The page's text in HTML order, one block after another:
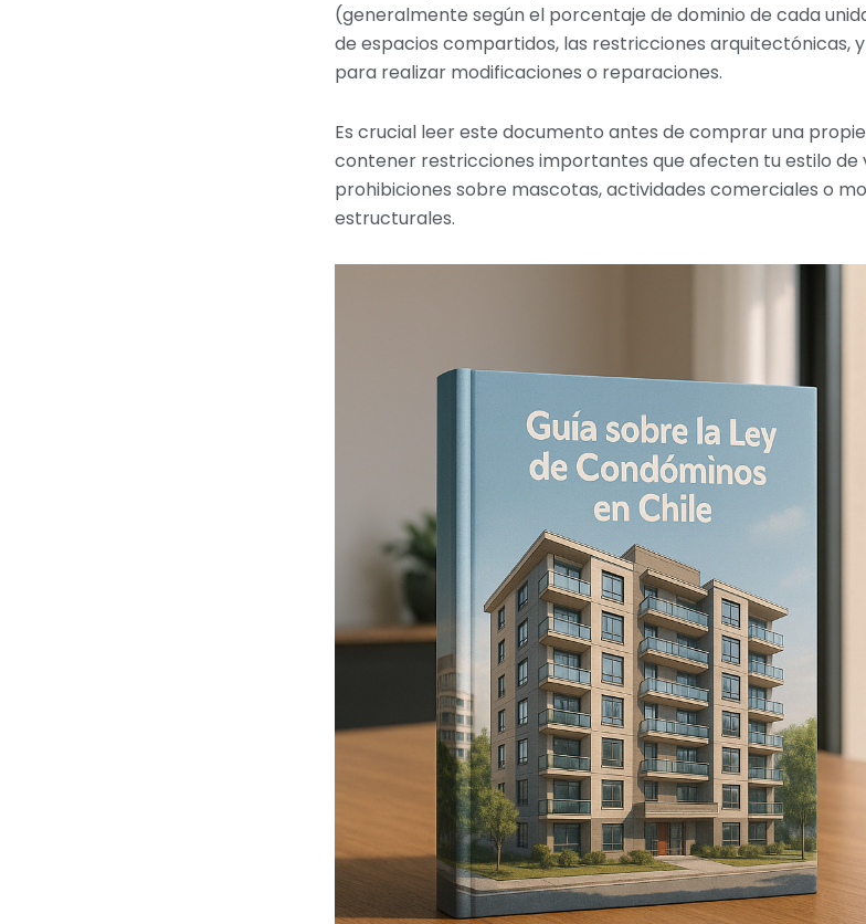
(generalmente según el porcentaje de dominio de cada
de espacios compartidos, las restricciones arquitectónicas,
para realizar modificaciones o reparaciones.
Es crucial leer este documento antes de comprar una
contener restricciones importantes que afecten tu estilo de
prohibiciones sobre mascotas, actividades comerciales o
estructurales.